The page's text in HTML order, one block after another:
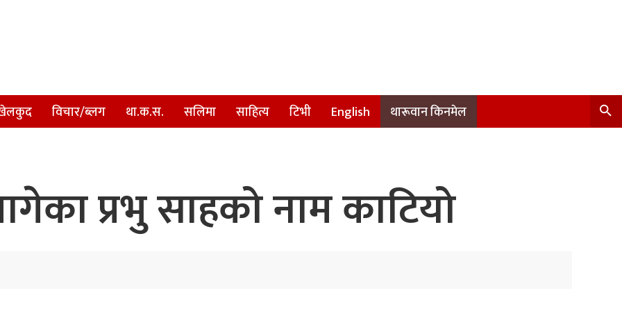
विचार/ब्लग था.क.स. सलिमा साहित्य टिभी English थारूवान किनमेल
प्रभु साहको नाम काटियो